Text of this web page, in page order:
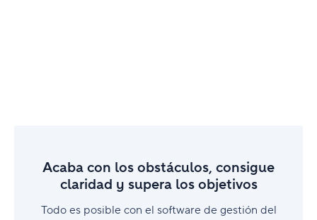
Acaba con los obstáculos, consigue
claridad y supera los objetivos
Todo es posible con el software de gestión del